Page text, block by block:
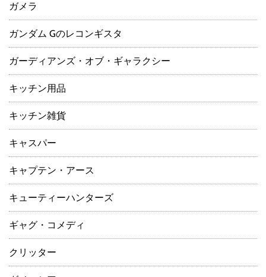
ガメラ
ガンダム Gのレコンギスタ
ガーディアンズ・オブ・ギャラクシー
キッチン用品
キッチン雑貨
キャスパー
キャプテン・アース
キューティーハンターズ
ギャグ・コメディ
クリッター